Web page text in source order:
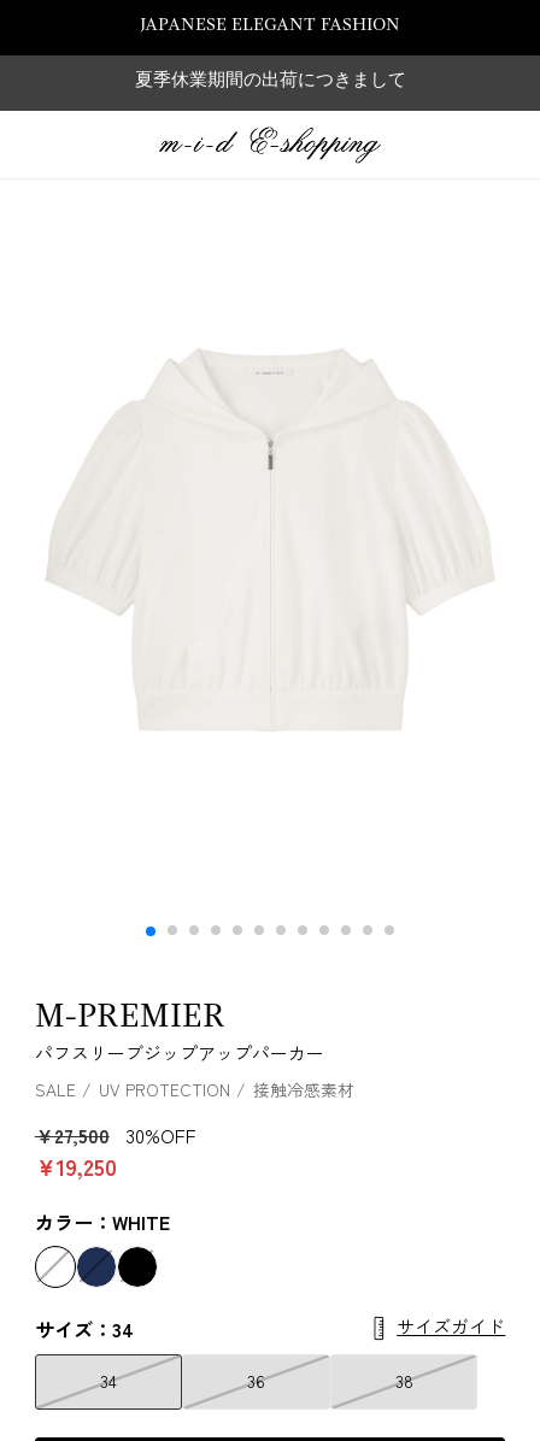
JAPANESE ELEGANT FASHION
夏季休業期間の出荷につきまして
M-PREMIER
パフスリーブジップアップパーカー
SALE UV PROTECTION 接触冷感素材
￥27,500 30%OFF
￥19,250
カラー：WHITE
サイズ：34 サイズガイド
34 36 38